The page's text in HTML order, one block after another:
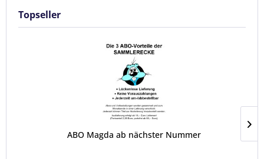
Topseller
ABO Magda ab nächster Nummer